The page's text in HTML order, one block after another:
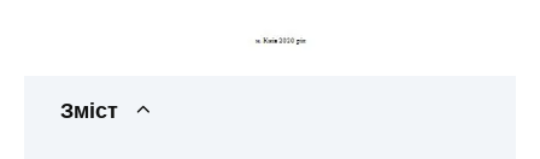
Зміст